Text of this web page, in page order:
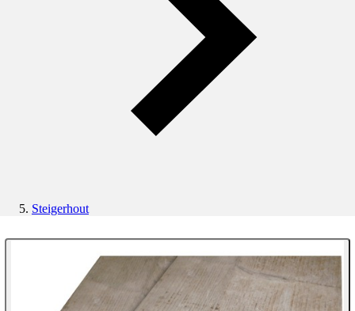
Steigerhout